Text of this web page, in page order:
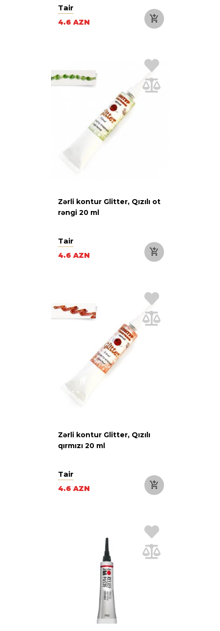
Tair
4.6 AZN
Zərli kontur Glitter, Qızılı ot
rəngi 20 ml
Tair
4.6 AZN
Zərli kontur Glitter, Qızılı
qırmızı 20 ml
Tair
4.6 AZN